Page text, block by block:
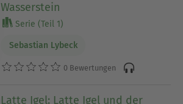
Wasserstein
Serie (Teil 1)
Sebastian Lybeck
0 Bewertungen
Latte Igel: Latte Igel und der